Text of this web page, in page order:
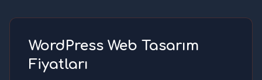
WordPress Web Tasarım
Fiyatları